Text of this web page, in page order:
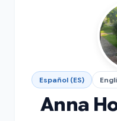
Español (ES)
Anna